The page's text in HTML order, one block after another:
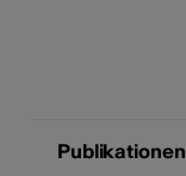
Publikationen